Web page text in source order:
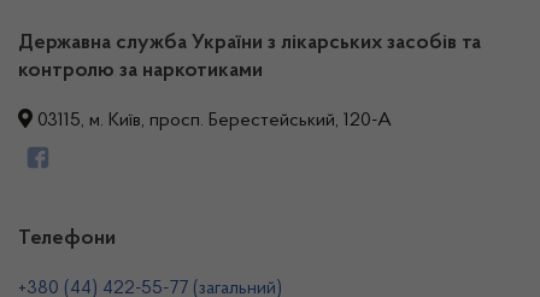
Державна служба України з лікарських засобів та
контролю за наркотиками
03115, м. Київ, просп. Берестейський, 120-А
Телефони
+380 (44) 422-55-77 (загальний)